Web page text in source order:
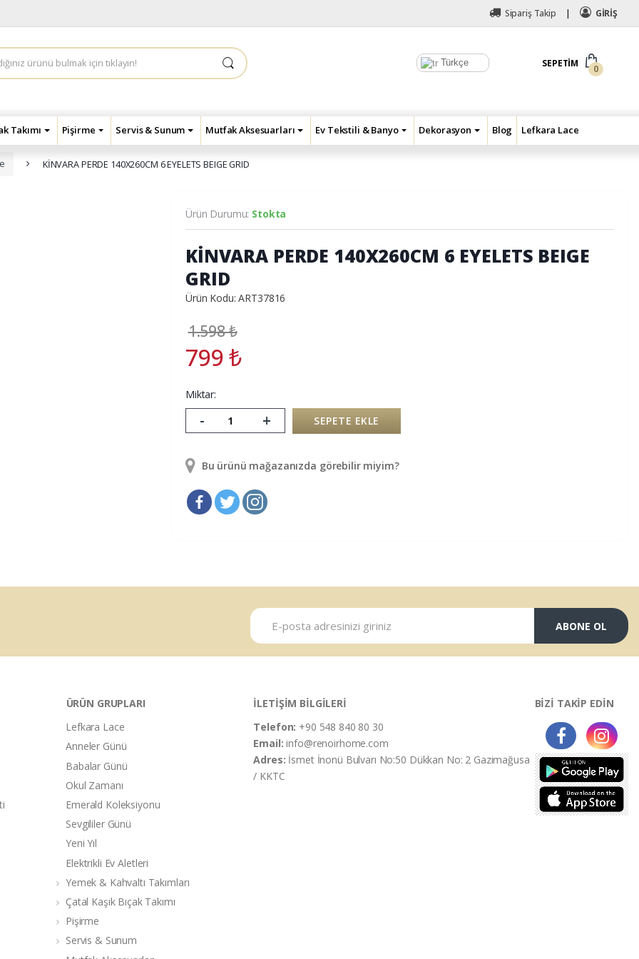
Sipariş Takip GİRİŞ
Türkçe SEPETIM
0
Takımı Pişirme Servis & Sunum Mutfak Aksesuarları Ev Tekstili & Banyo Dekorasyon Blog Lefkara Lace
KİNVARA PERDE 140X260CM 6 EYELETS BEIGE GRID
Ürün Durumu: Stokta
KİNVARA PERDE 140X260CM 6 EYELETS BEIGE
GRID
Ürün Kodu: ART37816
1.598₺
799₺
Miktar:
- + SEPETE EKLE
Bu ürünü mağazanızda görebilir miyim?
ABONE OL
ÜRÜN GRUPLARI
Lefkara Lace
Anneler Günü
Babalar Günü
Okul Zamanı
Emerald Koleksiyonu
Sevgililer Günü
Yeni Yıl
Elektrikli Ev Aletleri
Yemek & Kahvaltı Takımları
Çatal Kaşık Bıçak Takımı
Pişirme
Servis & Sunum
İLETİŞİM BİLGİLERİ
Telefon: +90 548 840 80 30
Email:info@renoirhome.com
Adres: İsmet İnonü Bulvarı No:50 Dükkan No: 2 Gazimağusa
/ KKTC
BİZİ TAKİP EDİN